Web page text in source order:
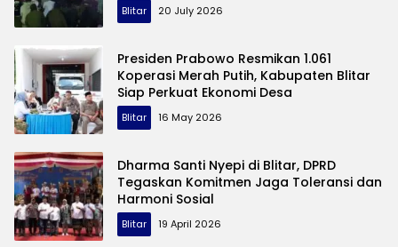
Blitar 20 July 2026
Presiden Prabowo Resmikan 1.061
Koperasi Merah Putih, Kabupaten Blitar
Siap Perkuat Ekonomi Desa
Blitar 16 May 2026
Dharma Santi Nyepi di Blitar, DPRD
Tegaskan Komitmen Jaga Toleransi dan
Harmoni Sosial
Blitar 19 April 2026